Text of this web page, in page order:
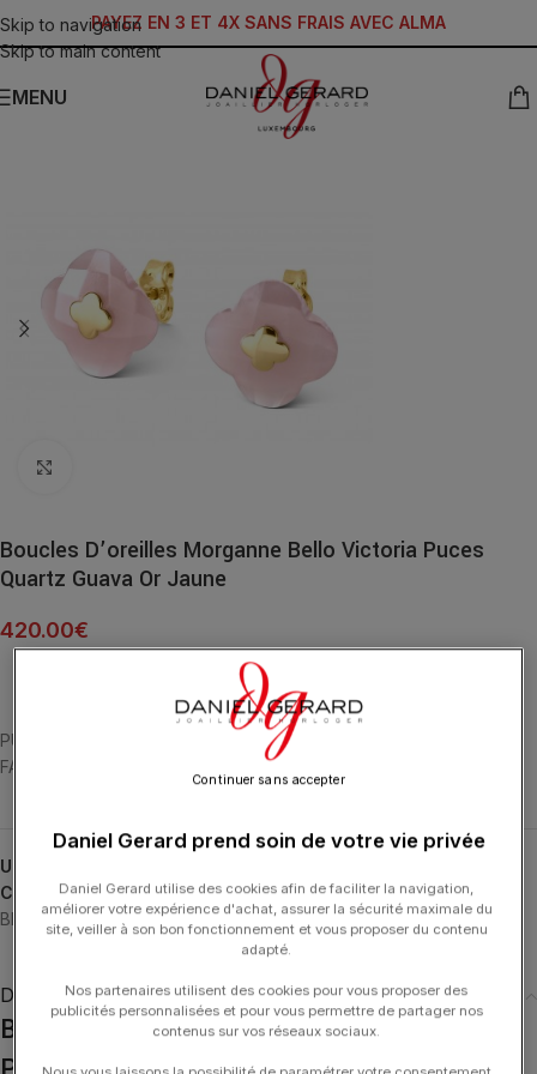
Skip to navigation
Skip to main content
PAYEZ EN 3 ET 4X SANS FRAIS AVEC ALMA
MENU
Boucles D’oreilles Morganne Bello Victoria Puces
Quartz Guava Or Jaune
420.00€
PUCES OR JAUNE 18 CARATS ET GUAVA QUARTZ MULTI-
FACETTÉE (3,98 CARATS)
UGS :
Catégories : Boucles d'Oreilles, Boucles d'Oreilles, MORGANNE
BELLO, Typologies, Victoria
Description
Boucles D’oreilles Morganne Bello Victoria
Daniel Gerard prend soin de votre vie privée
Daniel Gerard utilise des cookies afin de faciliter la navigation,
améliorer votre expérience d'achat, assurer la sécurité maximale du
site, veiller à son bon fonctionnement et vous proposer du contenu
adapté.
Nos partenaires utilisent des cookies pour vous proposer des
publicités personnalisées et pour vous permettre de partager nos
contenus sur vos réseaux sociaux.
Continuer sans accepter